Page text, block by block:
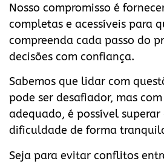
Nosso compromisso é
completas e acessíveis para
compreenda cada passo do
decisões com confiança.
Sabemos que lidar com
pode ser desafiador, mas
adequado, é possível
dificuldade de forma
Seja para evitar conflitos